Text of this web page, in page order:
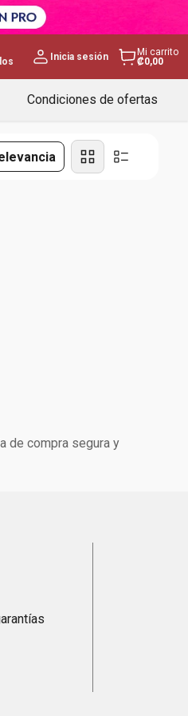
Inicia sesión
Mi carrito
₡0,00
Condiciones de ofertas
de compra segura y